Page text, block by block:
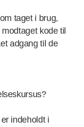
taget i brug,
kode til
adgang til de
indeholdt i